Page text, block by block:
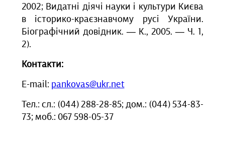
2002; Видатні діячі науки і культури Києва
в історико-краєзнавчому русі України.
Біографічний довідник. — К., 2005. — Ч. 1,
2).
Контакти:
E-mail: pankovas@ukr.net
Тел.: сл.: (044) 288-28-85; дом.: (044) 534-83-
73; моб.: 067 598-05-37